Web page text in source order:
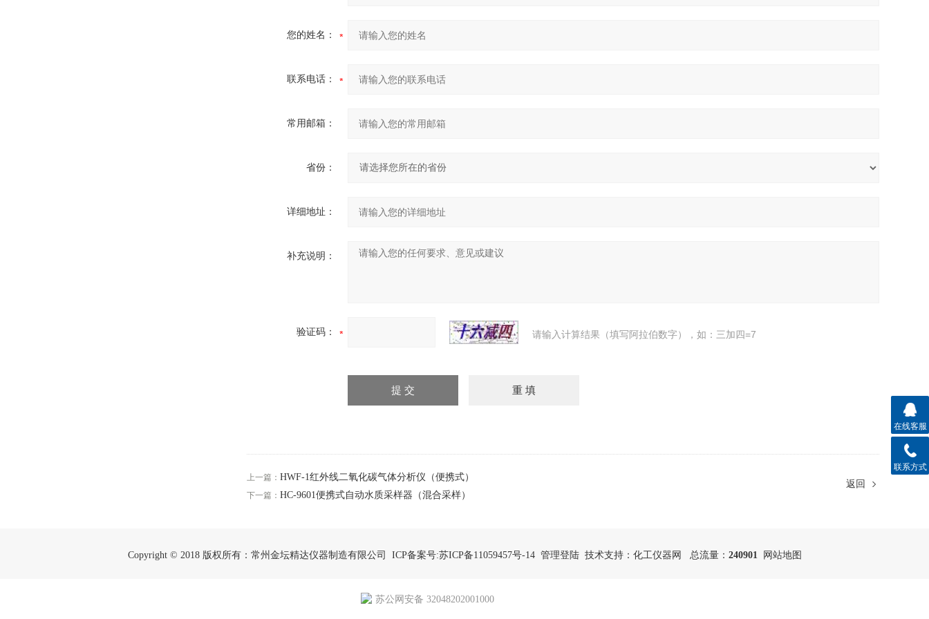
您的姓名：
联系电话：
常用邮箱：
省份：
详细地址：
补充说明：
验证码： 请输入计算结果（填写阿拉伯数字），如：三加四=7
上一篇： HWF-1红外线二氧化碳气体分析仪（便携式）
下一篇： HC-9601便携式自动水质采样器（混合采样）
返回
Copyright © 2018 版权所有：常州金坛精达仪器制造有限公司 ICP备案号:苏ICP备11059457号-14 管理登陆技术支持： 化工仪器网 总流量： 240901 网站地图
在线客服
联系方式
苏公网安备 32048202001000